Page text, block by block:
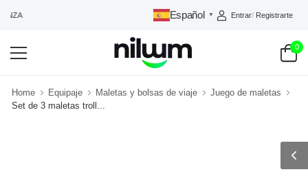
Español ▼ Entrar/ Registrarte
0
Home Equipaje Maletas y bolsas de viaje
Juego de maletas
Set de 3 maletas troll...